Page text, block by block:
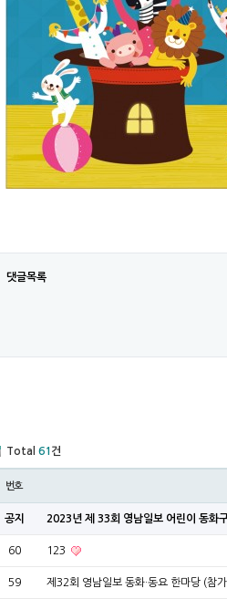
댓글목록
Total 61 건
번호
공지 2023년 제 33회 영남일보 어린이 동화
60 123
59 제32회 영남일보 동화·동요 한마당 (참